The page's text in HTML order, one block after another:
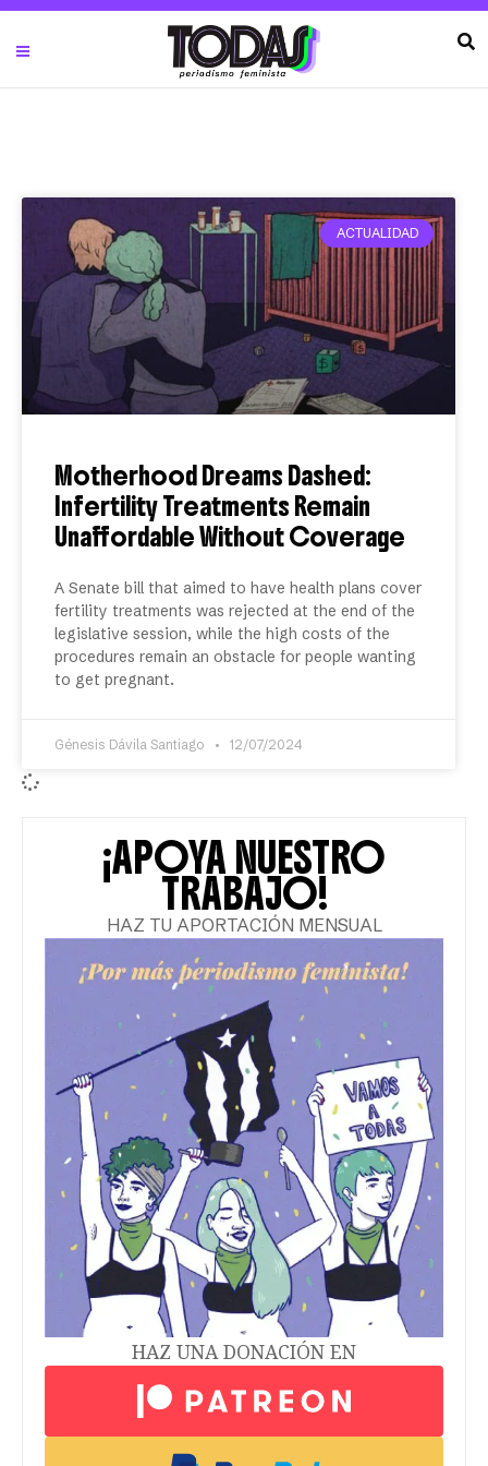
ACTUALIDAD
Motherhood Dreams Dashed:
Infertility Treatments Remain
Unaffordable Without Coverage
A Senate bill that aimed to have health plans cover
fertility treatments was rejected at the end of the
legislative session, while the high costs of the
procedures remain an obstacle for people wanting
to get pregnant.
Génesis Dávila Santiago 12/07/2024
¡APOYA NUESTRO
TRABAJO!
HAZ TU APORTACIÓN MENSUAL
HAZ UNA DONACIÓN EN